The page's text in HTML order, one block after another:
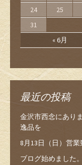
« 6月
24
25
31
最近の投稿
金沢市西念にあり
逸品を
8月13日（日）営業
ブログ始めました。